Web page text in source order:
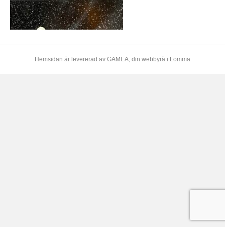
Hemsidan är levererad av GAMEA, din webbyrå i Lomma